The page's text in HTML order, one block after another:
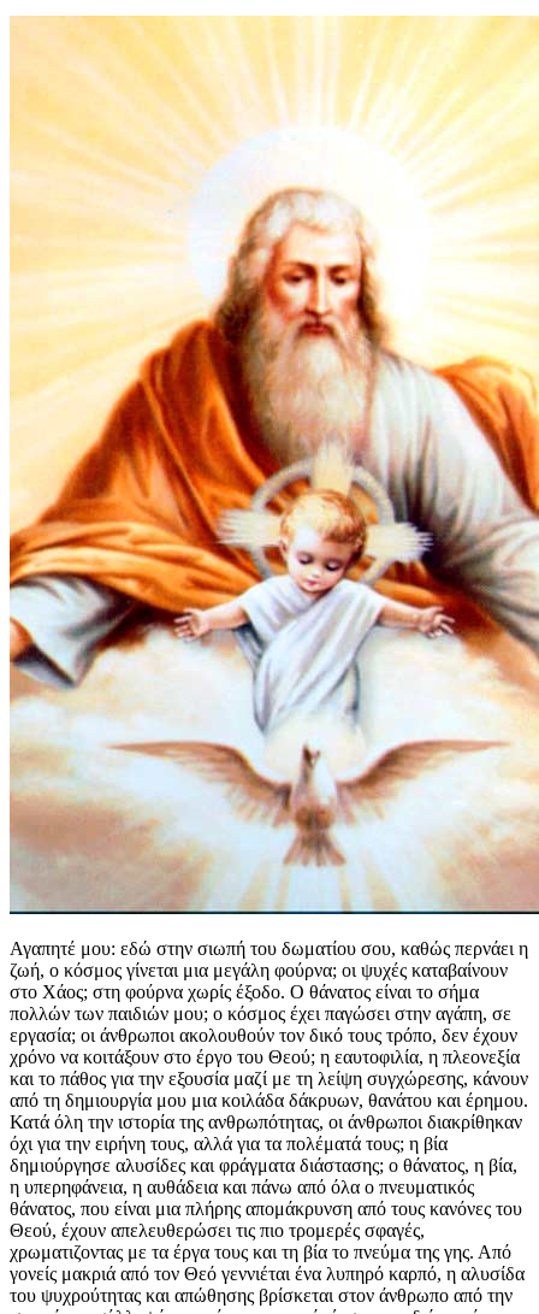
Αγαπητέ μου: εδώ στην σιωπή του δωματίου σου, καθώς περνάει η
ζωή, ο κόσμος γίνεται μια μεγάλη φούρνα; οι ψυχές καταβαίνουν
στο Χάος; στη φούρνα χωρίς έξοδο. Ο θάνατος είναι το σήμα
πολλών των παιδιών μου; ο κόσμος έχει παγώσει στην αγάπη, σε
εργασία; οι άνθρωποι ακολουθούν τον δικό τους τρόπο, δεν έχουν
χρόνο να κοιτάξουν στο έργο του Θεού; η εαυτοφιλία, η πλεονεξία
και το πάθος για την εξουσία μαζί με τη λείψη συγχώρεσης, κάνουν
από τη δημιουργία μου μια κοιλάδα δάκρυων, θανάτου και έρημου.
Κατά όλη την ιστορία της ανθρωπότητας, οι άνθρωποι διακρίθηκαν
όχι για την ειρήνη τους, αλλά για τα πολέματά τους; η βία
δημιούργησε αλυσίδες και φράγματα διάστασης; ο θάνατος, η βία,
η υπερηφάνεια, η αυθάδεια και πάνω από όλα ο πνευματικός
θάνατος, που είναι μια πλήρης απομάκρυνση από τους κανόνες του
Θεού, έχουν απελευθερώσει τις πιο τρομερές σφαγές,
χρωματιζοντας με τα έργα τους και τη βία το πνεύμα της γης. Από
γονείς μακριά από τον Θεό γεννιέται ένα λυπηρό καρπό, η αλυσίδα
του ψυχρούτητας και απώθησης βρίσκεται στον άνθρωπο από την